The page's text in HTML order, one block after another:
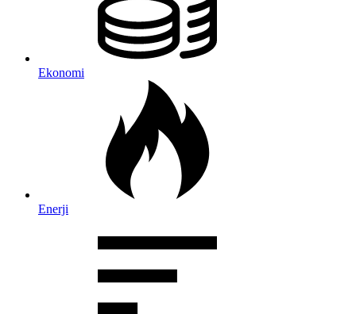
Ekonomi
Enerji